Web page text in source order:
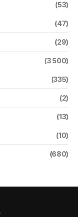
(53)
(47)
(29)
(3 500)
(335)
(2)
(13)
(10)
(680)